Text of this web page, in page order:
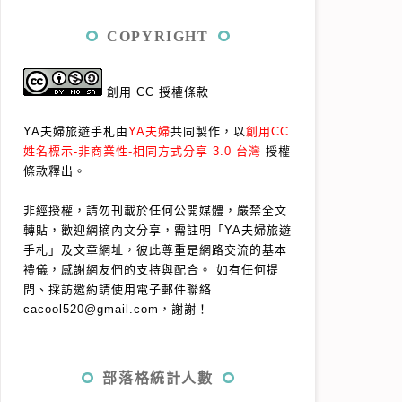
COPYRIGHT
創用 CC 授權條款
YA夫婦旅遊手札由YA夫婦共同製作，以創用CC
姓名標示-非商業性-相同方式分享 3.0 台灣 授權
條款釋出。
非經授權，請勿刊載於任何公開媒體，嚴禁全文
轉貼，歡迎網摘內文分享，需註明「YA夫婦旅遊
手札」及文章網址，彼此尊重是網路交流的基本
禮儀，感謝網友們的支持與配合。
如有任何提
問、採訪邀約請使用電子郵件聯絡
cacool520@gmail.com，謝謝！
部落格統計人數